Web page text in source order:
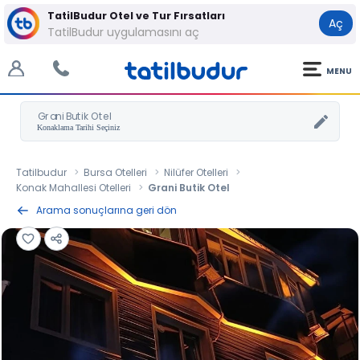
TatilBudur Otel ve Tur Fırsatları
TatilBudur uygulamasını aç
Aç
MENU
Grani Butik Otel
Tatilbudur Bursa Otelleri
Nilüfer Otelleri
Konak Mahallesi Otelleri
Grani Butik Otel
Arama sonuçlarına geri dön